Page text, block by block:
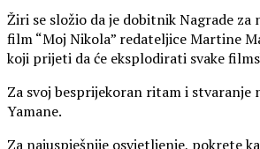
Žiri se složio da je dobitnik Nagrade
film “Moj Nikola” redateljice Martine
koji prijeti da će eksplodirati svake
Za svoj besprijekoran ritam i stvaranje
Yamane.
Za najuspješnije osvjetljenje, pokrete